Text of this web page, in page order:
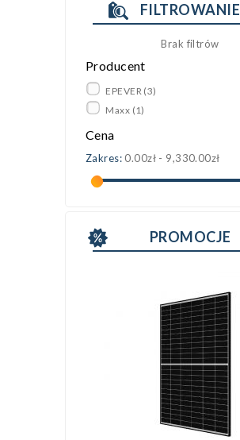
FILTROWANIE
Brak filtrów
Producent
EPEVER (3)
Maxx (1)
Cena
Zakres: 0.00zł - 9,330.00zł
PROMOCJE